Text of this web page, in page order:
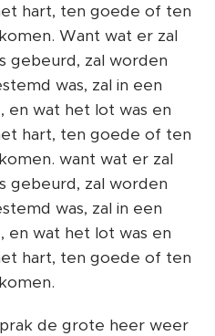
hart, ten goede of ten
Want wat er zal
gebeurd, zal worden
was, zal in een
en wat het lot was en
hart, ten goede of ten
want wat er zal
gebeurd, zal worden
was, zal in een
en wat het lot was en
hart, ten goede of ten
de grote heer weer